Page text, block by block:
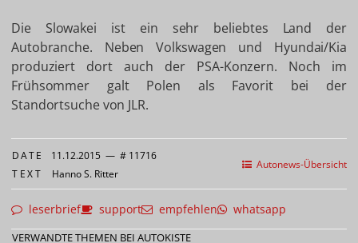
Die Slowakei ist ein sehr beliebtes Land der
Autobranche. Neben Volkswagen und Hyundai/Kia
produziert dort auch der PSA-Konzern. Noch im
Frühsommer galt Polen als Favorit bei der
Standortsuche von JLR.
Autonews-Übersicht
DATE 11.12.2015 — # 11716
TEXT Hanno S. Ritter
leserbrief support empfehlen whatsapp
VERWANDTE THEMEN BEI AUTOKISTE